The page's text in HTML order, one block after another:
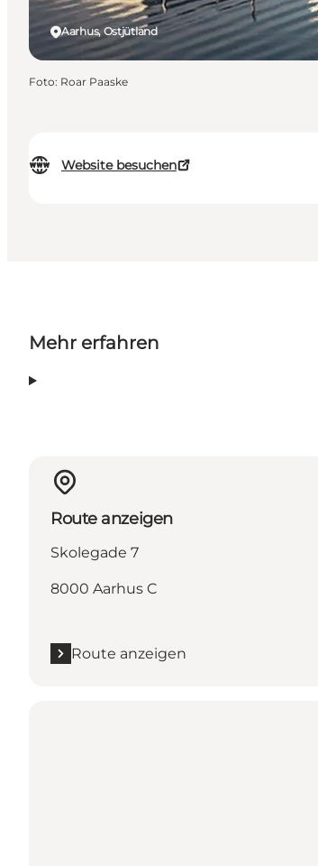
Website besuchen
Aarhus, Ostjütland
Foto: Roar Paaske
Mehr erfahren
Route anzeigen
Skolegade 7
8000 Aarhus C
Route anzeigen